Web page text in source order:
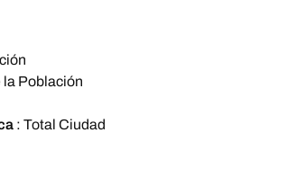
Población
: Total Ciudad